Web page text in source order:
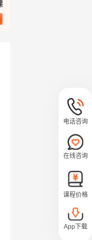
电话咨询
在线咨询
课程价格
App下载